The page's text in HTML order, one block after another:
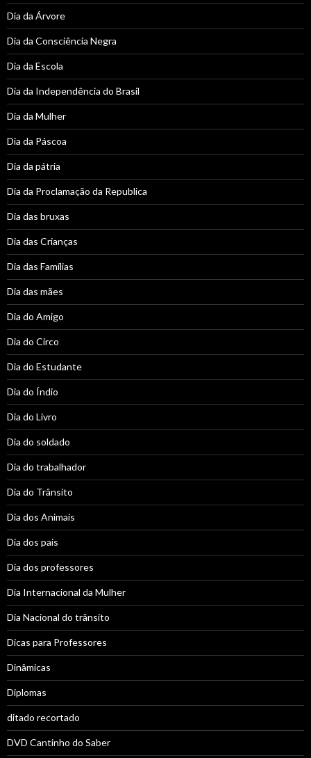
Dia da Árvore
Dia da Consciência Negra
Dia da Escola
Dia da Independência do Brasil
Dia da Mulher
Dia da Páscoa
Dia da pátria
Dia da Proclamação da Republica
Dia das bruxas
Dia das Crianças
Dia das Famílias
Dia das mães
Dia do Amigo
Dia do Circo
Dia do Estudante
Dia do Índio
Dia do Livro
Dia do soldado
Dia do trabalhador
Dia do Trânsito
Dia dos Animais
Dia dos pais
Dia dos professores
Dia Internacional da Mulher
Dia Nacional do trânsito
Dicas para Professores
Dinâmicas
Diplomas
ditado recortado
DVD Cantinho do Saber